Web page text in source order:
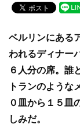
c
e
b
o
o
k
tt
er
ベルリンにある
われるディナー
６人分の席。誰
トランのような
０皿から１５皿
しみだ。